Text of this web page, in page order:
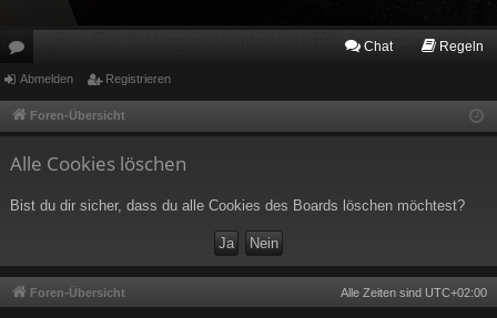
or
en
Chat Regeln
Abmelden Registrieren
Foren-Übersicht
Alle Cookies löschen
Bist du dir sicher, dass du alle Cookies des Boards löschen möchtest?
Foren-Übersicht Alle Zeiten sind UTC+02:00